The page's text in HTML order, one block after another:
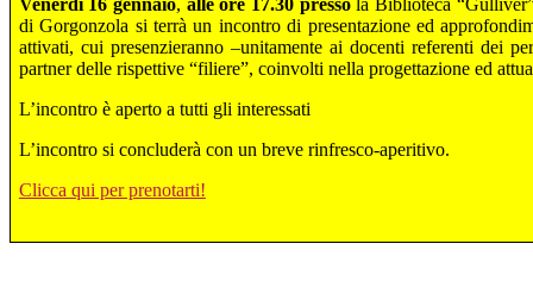
Venerdì 16 gennaio, alle ore 17.30 pressola Biblioteca
di Gorgonzola si terrà un incontrodi presentazione ed
attivati, cui presenzieranno –unitamente ai docenti referenti dei
partner delle rispettive “filiere”, coinvolti nella progettazione ed
L’incontro è aperto a tutti gli interessati
L’incontro si concluderà con un breve rinfresco-aperitivo.
Clicca qui per prenotarti!